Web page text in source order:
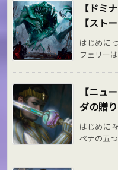
【ドミ
【スト
はじめに
フェリー
【ニュ
ダの贈
はじめに
ペナの五